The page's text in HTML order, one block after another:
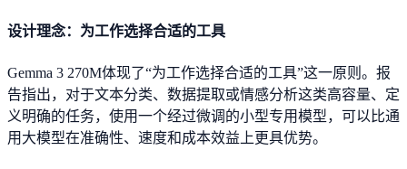
设计理念：为工作选择合适的工具
Gemma 3 270M体现了“为工作选择合适的工具”这一原则。报
告指出，对于文本分类、数据提取或情感分析这类高容量、定
义明确的任务，使用一个经过微调的小型专用模型，可以比通
用大模型在准确性、速度和成本效益上更具优势。